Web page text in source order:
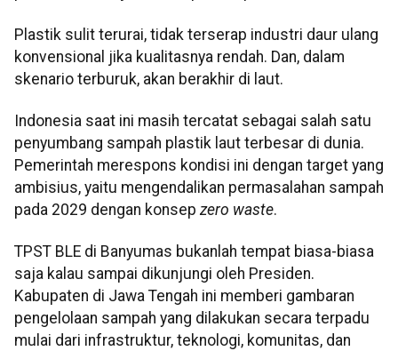
Plastik sulit terurai, tidak terserap industri daur ulang
konvensional jika kualitasnya rendah. Dan, dalam
skenario terburuk, akan berakhir di laut.
Indonesia saat ini masih tercatat sebagai salah satu
penyumbang sampah plastik laut terbesar di dunia.
Pemerintah merespons kondisi ini dengan target yang
ambisius, yaitu mengendalikan permasalahan sampah
pada 2029 dengan konsep zero waste.
TPST BLE di Banyumas bukanlah tempat biasa-biasa
saja kalau sampai dikunjungi oleh Presiden.
Kabupaten di Jawa Tengah ini memberi gambaran
pengelolaan sampah yang dilakukan secara terpadu
mulai dari infrastruktur, teknologi, komunitas, dan